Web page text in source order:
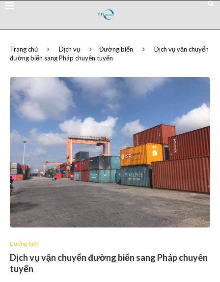
Trang chủ Dịch vụ Đường biển
Dịch vụ vận chuyển
đường biển sang Pháp chuyên tuyến
Đường biển
Dịch vụ vận chuyển đường biển sang Pháp chuyên
tuyến